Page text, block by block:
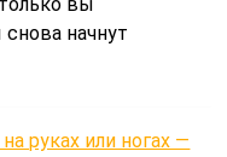
начнут
руках или ногах —